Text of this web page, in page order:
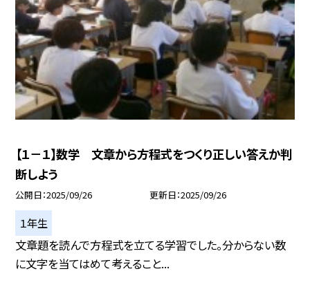
【１－１】数学 文章から方程式をつくり正しい答えか判
断しよう
公開日 2025/09/26 更新日 2025/09/26
１年生
文章題を読んで方程式を立てる学習でした。分からない数
に文字を当てはめて考えること...